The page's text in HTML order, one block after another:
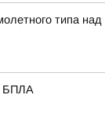
типа
БПЛА